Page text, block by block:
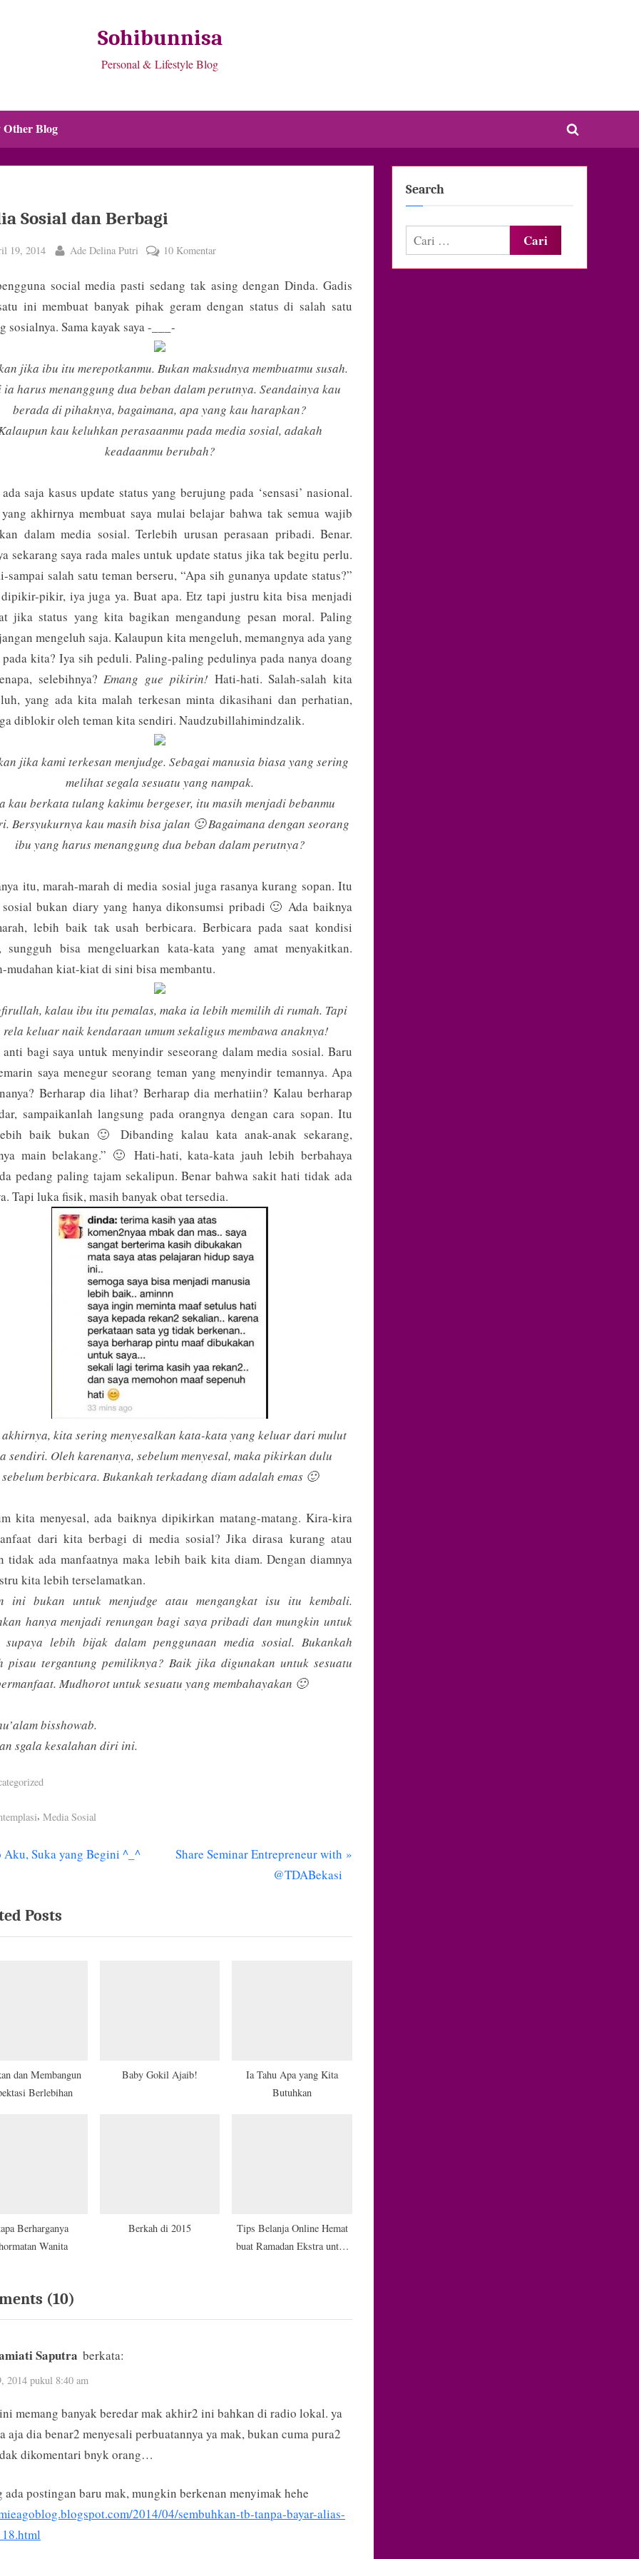
Sohibunnisa
Personal & Lifestyle Blog
Blog
Toggle
Sosial dan Berbagi
19, 2014 By
Ade Delina Putri 10 Komentarpada
Sosial
dan
social media pasti sedang tak asing dengan Dinda. Gadis
ini membuat banyak pihak geram dengan status di salah satu
sosialnya. Sama kayak saya -___-
jika ibu itu merepotkanmu. Bukan maksudnya membuatmu susah.
ia harus menanggung dua beban dalam perutnya. Seandainya kau
berada di pihaknya, bagaimana, apa yang kau harapkan?
kau keluhkan perasaanmu pada media sosial, adakah
keadaanmu berubah?
saja kasus update status yang berujung pada ‘sensasi’ nasional.
akhirnya membuat saya mulai belajar bahwa tak semua wajib
dalam media sosial. Terlebih urusan perasaan pribadi. Benar.
sekarang saya rada males untuk update status jika tak begitu perlu.
sampai salah satu teman berseru, “Apa sih gunanya update status?”
pikir, iya juga ya. Buat apa. Etz tapi justru kita bisa menjadi
jika status yang kita bagikan mengandung pesan moral. Paling
mengeluh saja. Kalaupun kita mengeluh, memangnya ada yang
kita? Iya sih peduli. Paling-paling pedulinya pada nanya doang
selebihnya?Emang gue pikirin! Hati-hati. Salah-salah kita
yang ada kita malah terkesan minta dikasihani dan perhatian,
diblokir oleh teman kita sendiri. Naudzubillahimindzalik.
jika kami terkesan menjudge. Sebagai manusia biasa yang sering
melihat segala sesuatu yang nampak.
kau berkata tulang kakimu bergeser, itu masih menjadi bebanmu
Bersyukurnya kau masih bisa jalan 🙂 Bagaimana dengan seorang
ibu yang harus menanggung dua beban dalam perutnya?
itu, marah-marah di media sosial juga rasanya kurang sopan. Itu
bukan diary yang hanya dikonsumsi pribadi 🙂 Ada baiknya
lebih baik tak usah berbicara. Berbicara pada saat kondisi
sungguh bisa mengeluarkan kata-kata yang amat menyakitkan.
mudahan kiat-kiat di sini bisa membantu.
kalau ibu itu pemalas, maka ia lebih memilih di rumah. Tapi
rela keluar naik kendaraan umum sekaligus membawa anaknya!
bagi saya untuk menyindir seseorang dalam media sosial. Baru
saya menegur seorang teman yang menyindir temannya. Apa
Berharap dia lihat? Berharap dia merhatiin? Kalau berharap
sampaikanlah langsung pada orangnya dengan cara sopan. Itu
baik bukan 🙂 Dibanding kalau kata anak-anak sekarang,
main belakang.” 🙂 Hati-hati, kata-kata jauh lebih berbahaya
pedang paling tajam sekalipun. Benar bahwa sakit hati tidak ada
Tapi luka fisik, masih banyak obat tersedia.
akhirnya, kita sering menyesalkan kata-kata yang keluar dari mulut
sendiri. Oleh karenanya, sebelum menyesal, maka pikirkan dulu
sebelum berbicara. Bukankah terkadang diam adalah emas 🙂
kita menyesal, ada baiknya dipikirkan matang-matang. Kira-kira
dari kita berbagi di media sosial? Jika dirasa kurang atau
tidak ada manfaatnya maka lebih baik kita diam. Dengan diamnya
kita lebih terselamatkan.
ini bukan untuk menjudge atau mengangkat isu itu kembali.
hanya menjadi renungan bagi saya pribadi dan mungkin untuk
supaya lebih bijak dalam penggunaan media sosial. Bukankah
pisau tergantung pemiliknya? Baik jika digunakan untuk sesuatu
Mudhorot untuk sesuatu yang membahayakan 🙂
bisshowab.
sgala kesalahan diri ini.
, Media Sosial
Aku, Suka yang Begini ^_^
N
P
Share Seminar Entrepreneur with
@TDABekasi
Posts
dan Membangun
Berlebihan
Baby Gokil Ajaib!
Ia Tahu Apa yang Kita
Butuhkan
Berharganya
Wanita
Berkah di 2015
Tips Belanja Online Hemat
buat Ramadan Ekstra untuk
(10)
“Media
Saputra berkata:
2014 pukul 8:40 am
memang banyak beredar mak akhir2 ini bahkan di radio lokal. ya
aja dia benar2 menyesali perbuatannya ya mak, bukan cuma pura2
dikomentari bnyk orang…
ada postingan baru mak, mungkin berkenan menyimak hehe
2014/04/sembuhkan-tb-tanpa-bayar-alias-
Search
Cari
untuk: